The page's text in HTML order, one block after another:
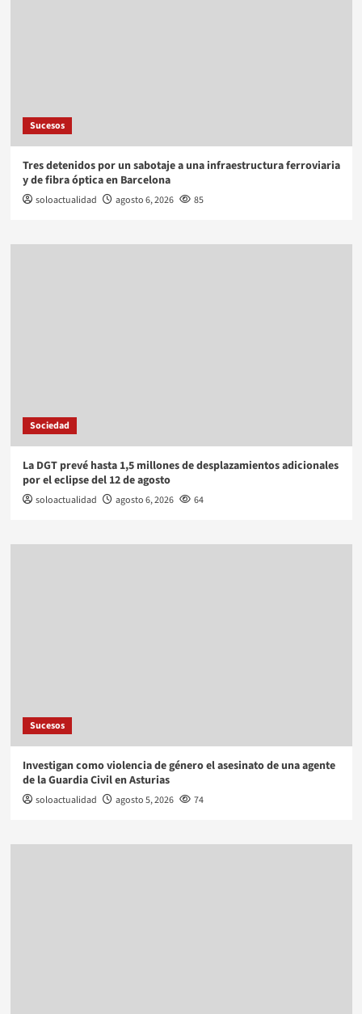
Sucesos
Tres detenidos por un sabotaje a una infraestructura ferroviaria
y de fibra óptica en Barcelona
soloactualidad agosto 6, 2026 85
Sociedad
La DGT prevé hasta 1,5 millones de desplazamientos adicionales
por el eclipse del 12 de agosto
soloactualidad agosto 6, 2026 64
Sucesos
Investigan como violencia de género el asesinato de una agente
de la Guardia Civil en Asturias
soloactualidad agosto 5, 2026 74